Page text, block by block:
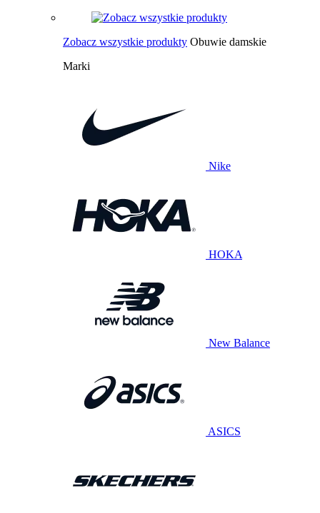
Zobacz wszystkie produkty Obuwie damskie
Marki
Nike
HOKA
New Balance
ASICS